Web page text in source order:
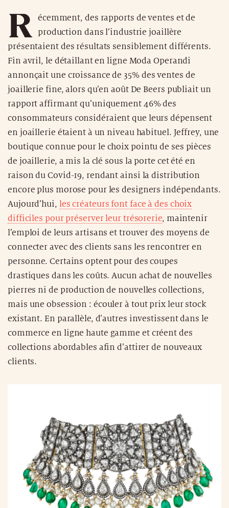
R
écemment, des rapports de ventes et de
production dans l’industrie joaillère
présentaient des résultats sensiblement différents.
Fin avril, le détaillant en ligne Moda Operandi
annonçait une croissance de 35% des ventes de
joaillerie fine, alors qu’en août De Beers publiait un
rapport affirmant qu’uniquement 46% des
consommateurs considéraient que leurs dépensent
en joaillerie étaient à un niveau habituel. Jeffrey, une
boutique connue pour le choix pointu de ses pièces
de joaillerie, a mis la clé sous la porte cet été en
raison du Covid-19, rendant ainsi la distribution
encore plus morose pour les designers indépendants.
Aujourd’hui, les créateurs font face à des choix
difficiles pour préserver leur trésorerie, maintenir
l’emploi de leurs artisans et trouver des moyens de
connecter avec des clients sans les rencontrer en
personne. Certains optent pour des coupes
drastiques dans les coûts. Aucun achat de nouvelles
pierres ni de production de nouvelles collections,
mais une obsession : écouler à tout prix leur stock
existant. En parallèle, d’autres investissent dans le
commerce en ligne haute gamme et créent des
collections abordables afin d’attirer de nouveaux
clients.